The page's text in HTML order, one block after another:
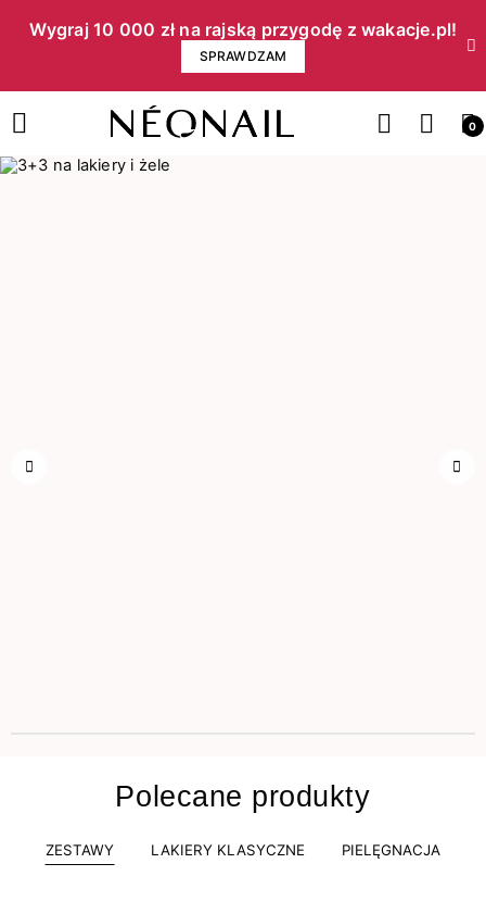
Wygraj 10 000 zł na rajską przygodę z wakacje.pl!​
SPRAWDZAM
0
Polecane produkty
ZESTAWY LAKIERY KLASYCZNE PIELĘGNACJA